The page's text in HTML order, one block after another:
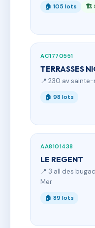
🏠 105 lots 🏗
AC1770551
TERRASSES
📍 230 av
🏠 98 lots
AA8101438
LE REGENT
📍 3 all des
Mer
🏠 89 lots